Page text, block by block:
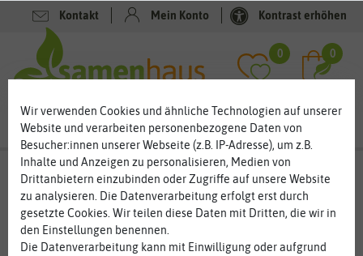
Kontakt Mein Konto Kontrast erhöhen
0 0
Kräutersamen- Borretschsamen
Borretsch, Würzkraut, Heilkraut und Bienennahrung
Für viele gehört Borretsch unbedingt zum Gurkensalat dazu. Das
Gewürzkraut mit dem gurkenähnlichem Geschmack und den
Filter
Wir verwenden Cookies und ähnliche Technologien auf unserer
Website und verarbeiten personenbezogene Daten von
Besucher:innen unserer Webseite (z.B. IP-Adresse), um z.B.
Inhalte und Anzeigen zu personalisieren, Medien von
Drittanbietern einzubinden oder Zugriffe auf unsere Website
zu analysieren. Die Datenverarbeitung erfolgt erst durch
gesetzte Cookies. Wir teilen diese Daten mit Dritten, die wir in
den Einstellungen benennen.
Die Datenverarbeitung kann mit Einwilligung oder aufgrund